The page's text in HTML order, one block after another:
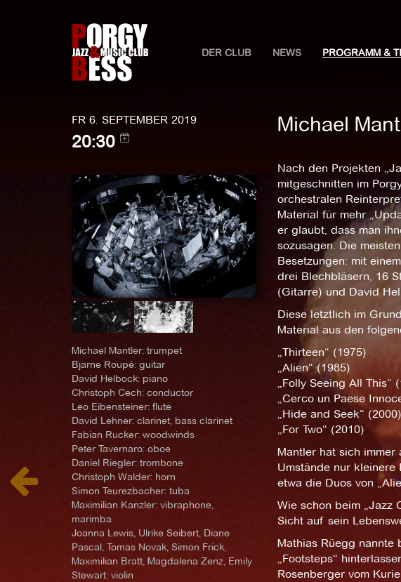
DER CLUB NEWS PROGRAMM &
FR 6. SEPTEMBER 2019
20:30
Michael
Michael Mantler: trumpet
Bjarne Roupé: guitar
David Helbock: piano
Christoph Cech: conductor
Leo Eibensteiner: flute
David Lehner: clarinet, bass clarinet
Fabian Rucker: woodwinds
Peter Tavernaro: oboe
Daniel Riegler: trombone
Christoph Walder: horn
Simon Teurezbacher: tuba
Maximilian Kanzler: vibraphone,
marimba
Joanna Lewis, Ulrike Seibert, Diane
Pascal, Tomas Novak, Simon Frick,
Maximilian Bratt, Magdalena Zenz, Emily
Stewart: violin
Nach den Projekten
mitgeschnitten im
orchestralen
Material für mehr
er glaubt, dass man
sozusagen. Die
Besetzungen: mit
drei Blechbläsern, 16
(Gitarre) und David
Diese letztlich im
Material aus den
„Thirteen“ (1975)
„Alien“ (1985)
„Folly Seeing All This“
„Cerco un Paese
„Hide and Seek“ (2000)
„For Two“ (2010)
Mantler hat sich immer
Umstände nur kleinere
etwa die Duos von
Wie schon beim „Jazz
Sicht auf sein
Mathias Rüegg nannte
„Footsteps“
Rosenberger vom